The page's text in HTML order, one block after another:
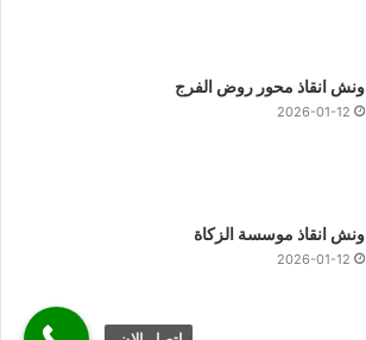
ونش انقاذ محور روض الفرج
2026-01-12
ونش انقاذ موسسة الزكاة
2026-01-12